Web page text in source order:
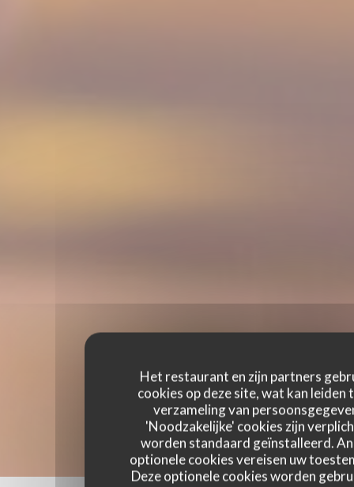
Het restaurant en zijn partners
cookies op deze site, wat kan leiden
verzameling van
'Noodzakelijke' cookies zijn
worden standaard geïnstalleerd.
optionele cookies vereisen uw
Deze optionele cookies worden